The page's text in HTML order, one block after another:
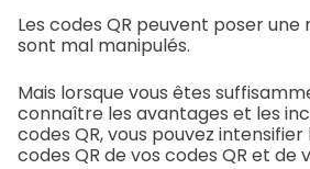
Les codes QR peuvent poser une
sont mal manipulés.
Mais lorsque vous êtes
connaître les avantages et les
codes QR, vous pouvez
codes QR de vos codes QR et de